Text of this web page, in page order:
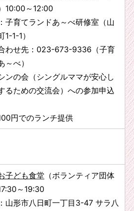
10:00～12:00
子育てランドあ～べ研修室（山
1-1）
わせ先：023-673-9336（子育
～べ）
ンの会（シングルママが安心し
るための交流会）への参加申込
円でのランチ提供
子ども食堂 （ボランティア団体
～19:30
山形市八日町一丁目3-47 サラ八